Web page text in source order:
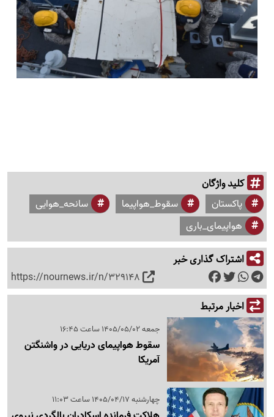
کلید واژگان
پاکستان سقوط_هواپیما
سانحه_هوایی
هواپیمای_باری
اشتراک گذاری خبر
https://nournews.ir/n/329148
اخبار مرتبط
جمعه 1405/05/02 ساعت 16:45
سقوط هواپیمای دریایی در واشنگتن
آمریکا
چهارشنبه 1405/04/17 ساعت 11:03